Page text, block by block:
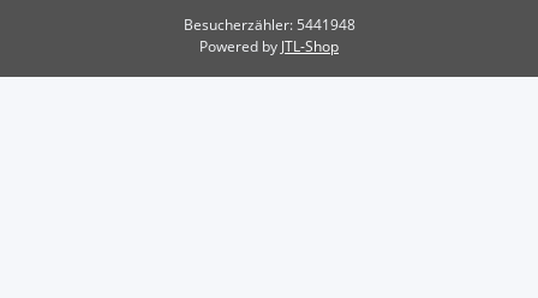
Besucherzähler: 5441948
Powered by JTL-Shop